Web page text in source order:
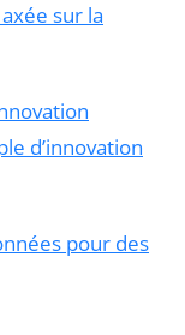
sur la
d’innovation
pour des